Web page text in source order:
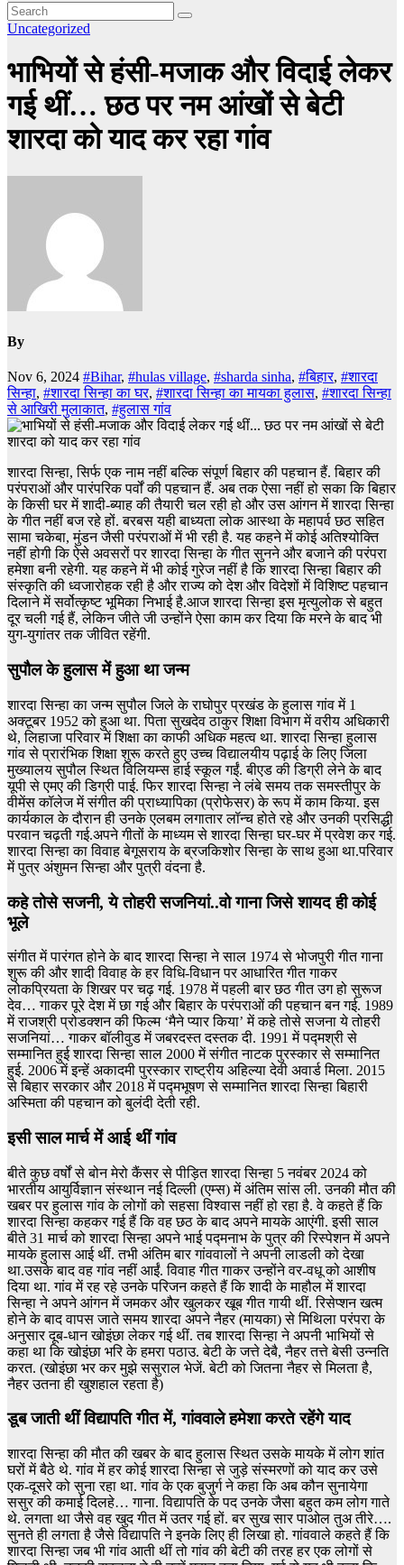
Uncategorized
भाभियों से हंसी-मजाक और विदाई लेकर
गई थीं… छठ पर नम आंखों से बेटी
शारदा को याद कर रहा गांव
By
Nov 6, 2024 #Bihar, #hulas village, #sharda sinha, #बिहार, #शारदा
सिन्हा, #शारदा सिन्हा का घर, #शारदा सिन्हा का मायका हुलास, #शारदा सिन्हा
से आखिरी मुलाकात, #हुलास गांव
शारदा सिन्हा, सिर्फ एक नाम नहीं बल्कि संपूर्ण बिहार की पहचान हैं. बिहार की
परंपराओं और पारंपरिक पर्वों की पहचान हैं. अब तक ऐसा नहीं हो सका कि बिहार
के किसी घर में शादी-ब्याह की तैयारी चल रही हो और उस आंगन में शारदा सिन्हा
के गीत नहीं बज रहे हों. बरबस यही बाध्यता लोक आस्था के महापर्व छठ सहित
सामा चकेबा, मुंडन जैसी परंपराओं में भी रही है. यह कहने में कोई अतिश्योक्ति
नहीं होगी कि ऐसे अवसरों पर शारदा सिन्हा के गीत सुनने और बजाने की परंपरा
हमेशा बनी रहेगी. यह कहने में भी कोई गुरेज नहीं है कि शारदा सिन्हा बिहार की
संस्कृति की ध्वजारोहक रही है और राज्य को देश और विदेशों में विशिष्ट पहचान
दिलाने में सर्वोत्कृष्ट भूमिका निभाई है.आज शारदा सिन्हा इस मृत्युलोक से बहुत
दूर चली गई हैं, लेकिन जीते जी उन्होंने ऐसा काम कर दिया कि मरने के बाद भी
युग-युगांतर तक जीवित रहेंगी.
सुपौल के हुलास में हुआ था जन्म
शारदा सिन्हा का जन्म सुपौल जिले के राघोपुर प्रखंड के हुलास गांव में 1
अक्टूबर 1952 को हुआ था. पिता सुखदेव ठाकुर शिक्षा विभाग में वरीय अधिकारी
थे, लिहाजा परिवार में शिक्षा का काफी अधिक महत्व था. शारदा सिन्हा हुलास
गांव से प्रारंभिक शिक्षा शुरू करते हुए उच्च विद्यालयीय पढ़ाई के लिए जिला
मुख्यालय सुपौल स्थित विलियम्स हाई स्कूल गईं. बीएड की डिग्री लेने के बाद
यूपी से एमए की डिग्री पाई. फिर शारदा सिन्हा ने लंबे समय तक समस्तीपुर के
वीमेंस कॉलेज में संगीत की प्राध्यापिका (प्रोफेसर) के रूप में काम किया. इस
कार्यकाल के दौरान ही उनके एलबम लगातार लॉन्च होते रहे और उनकी प्रसिद्धी
परवान चढ़ती गई.अपने गीतों के माध्यम से शारदा सिन्हा घर-घर में प्रवेश कर गई.
शारदा सिन्हा का विवाह बेगूसराय के ब्रजकिशोर सिन्हा के साथ हुआ था.परिवार
में पुत्र अंशुमन सिन्हा और पुत्री वंदना है.
कहे तोसे सजनी, ये तोहरी सजनियां..वो गाना जिसे शायद ही कोई
भूले
संगीत में पारंगत होने के बाद शारदा सिन्हा ने साल 1974 से भोजपुरी गीत गाना
शुरू की और शादी विवाह के हर विधि-विधान पर आधारित गीत गाकर
लोकप्रियता के शिखर पर चढ़ गई. 1978 में पहली बार छठ गीत उग हो सुरूज
देव… गाकर पूरे देश में छा गई और बिहार के परंपराओं की पहचान बन गई. 1989
में राजश्री प्रोडक्शन की फिल्म ‘मैने प्यार किया’ में कहे तोसे सजना ये तोहरी
सजनियां… गाकर बॉलीवुड में जबरदस्त दस्तक दी. 1991 में पद्मश्री से
सम्मानित हुई शारदा सिन्हा साल 2000 में संगीत नाटक पुरस्कार से सम्मानित
हुई. 2006 में इन्हें अकादमी पुरस्कार राष्ट्रीय अहिल्या देवी अवार्ड मिला. 2015
से बिहार सरकार और 2018 में पद्मभूषण से सम्मानित शारदा सिन्हा बिहारी
अस्मिता की पहचान को बुलंदी देती रही.
इसी साल मार्च में आई थीं गांव
बीते कुछ वर्षों से बोन मेरो कैंसर से पीड़ित शारदा सिन्हा 5 नवंबर 2024 को
भारतीय आयुर्विज्ञान संस्थान नई दिल्ली (एम्स) में अंतिम सांस ली. उनकी मौत की
खबर पर हुलास गांव के लोगों को सहसा विश्वास नहीं हो रहा है. वे कहते हैं कि
शारदा सिन्हा कहकर गई हैं कि वह छठ के बाद अपने मायके आएंगी. इसी साल
बीते 31 मार्च को शारदा सिन्हा अपने भाई पद्मनाभ के पुत्र की रिस्पेशन में अपने
मायके हुलास आई थीं. तभी अंतिम बार गांववालों ने अपनी लाडली को देखा
था.उसके बाद वह गांव नहीं आईं. विवाह गीत गाकर उन्होंने वर-वधू को आशीष
दिया था. गांव में रह रहे उनके परिजन कहते हैं कि शादी के माहौल में शारदा
सिन्हा ने अपने आंगन में जमकर और खुलकर खूब गीत गायी थीं. रिसेप्शन खत्म
होने के बाद वापस जाते समय शारदा अपने नैहर (मायका) से मिथिला परंपरा के
अनुसार दूब-धान खोइंछा लेकर गई थीं. तब शारदा सिन्हा ने अपनी भाभियों से
कहा था कि खोइंछा भरि के हमरा पठाउ. बेटी के जत्ते देबै, नैहर तत्ते बेसी उन्नति
करत. (खोइंछा भर कर मुझे ससुराल भेजें. बेटी को जितना नैहर से मिलता है,
नैहर उतना ही खुशहाल रहता है)
डूब जाती थीं विद्यापति गीत में, गांववाले हमेशा करते रहेंगे याद
शारदा सिन्हा की मौत की खबर के बाद हुलास स्थित उसके मायके में लोग शांत
घरों में बैठे थे. गांव में हर कोई शारदा सिन्हा से जुड़े संस्मरणों को याद कर उसे
एक-दूसरे को सुना रहा था. गांव के एक बुजुर्ग ने कहा कि अब कौन सुनायेगा
ससुर की कमाई दिलहे… गाना. विद्यापति के पद उनके जैसा बहुत कम लोग गाते
थे. लगता था जैसे वह खुद गीत में उतर गई हों. बर सुख सार पाओल तुअ तीरे….
सुनते ही लगता है जैसे विद्यापति ने इनके लिए ही लिखा हो. गांववाले कहते हैं कि
शारदा सिन्हा जब भी गांव आती थीं तो गांव की बेटी की तरह हर एक लोगों से